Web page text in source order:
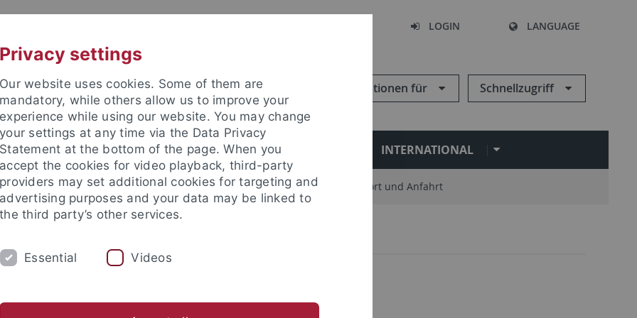
LOGIN LANGUAGE
Informationen für Schnellzugriff
STUDIUM FORSCHUNG EINRICHTUNGEN INTERNATIONAL
und Publikationen Campusleben Im Dialog Karriere Standort und Anfahrt
Privacy settings
Our website uses cookies. Some of them are
mandatory, while others allow us to improve your
experience while using our website. You may change
your settings at any time via the Data Privacy
Statement at the bottom of the page. When you
accept the cookies for video playback, third-party
providers may set additional cookies for targeting and
advertising purposes and your data may be linked to
the third party’s other services.
Essential Videos